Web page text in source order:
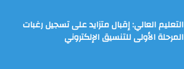
التعليم العالي: إقبال متزايد على تسجيل رغبات
المرحلة الأولى للتنسيق الإلكتروني